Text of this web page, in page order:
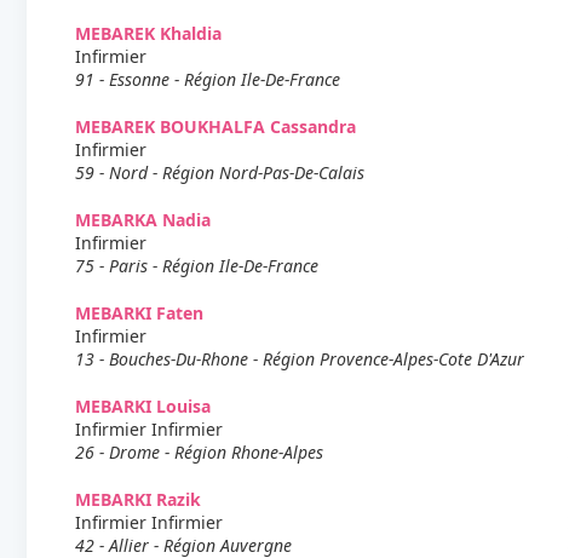
MEBAREK Khaldia
Infirmier
91 - Essonne - Région Ile-De-France
MEBAREK BOUKHALFA Cassandra
Infirmier
59 - Nord - Région Nord-Pas-De-Calais
MEBARKA Nadia
Infirmier
75 - Paris - Région Ile-De-France
MEBARKI Faten
Infirmier
13 - Bouches-Du-Rhone - Région Provence-Alpes-Cote D'Azur
MEBARKI Louisa
Infirmier Infirmier
26 - Drome - Région Rhone-Alpes
MEBARKI Razik
Infirmier Infirmier
42 - Allier - Région Auvergne